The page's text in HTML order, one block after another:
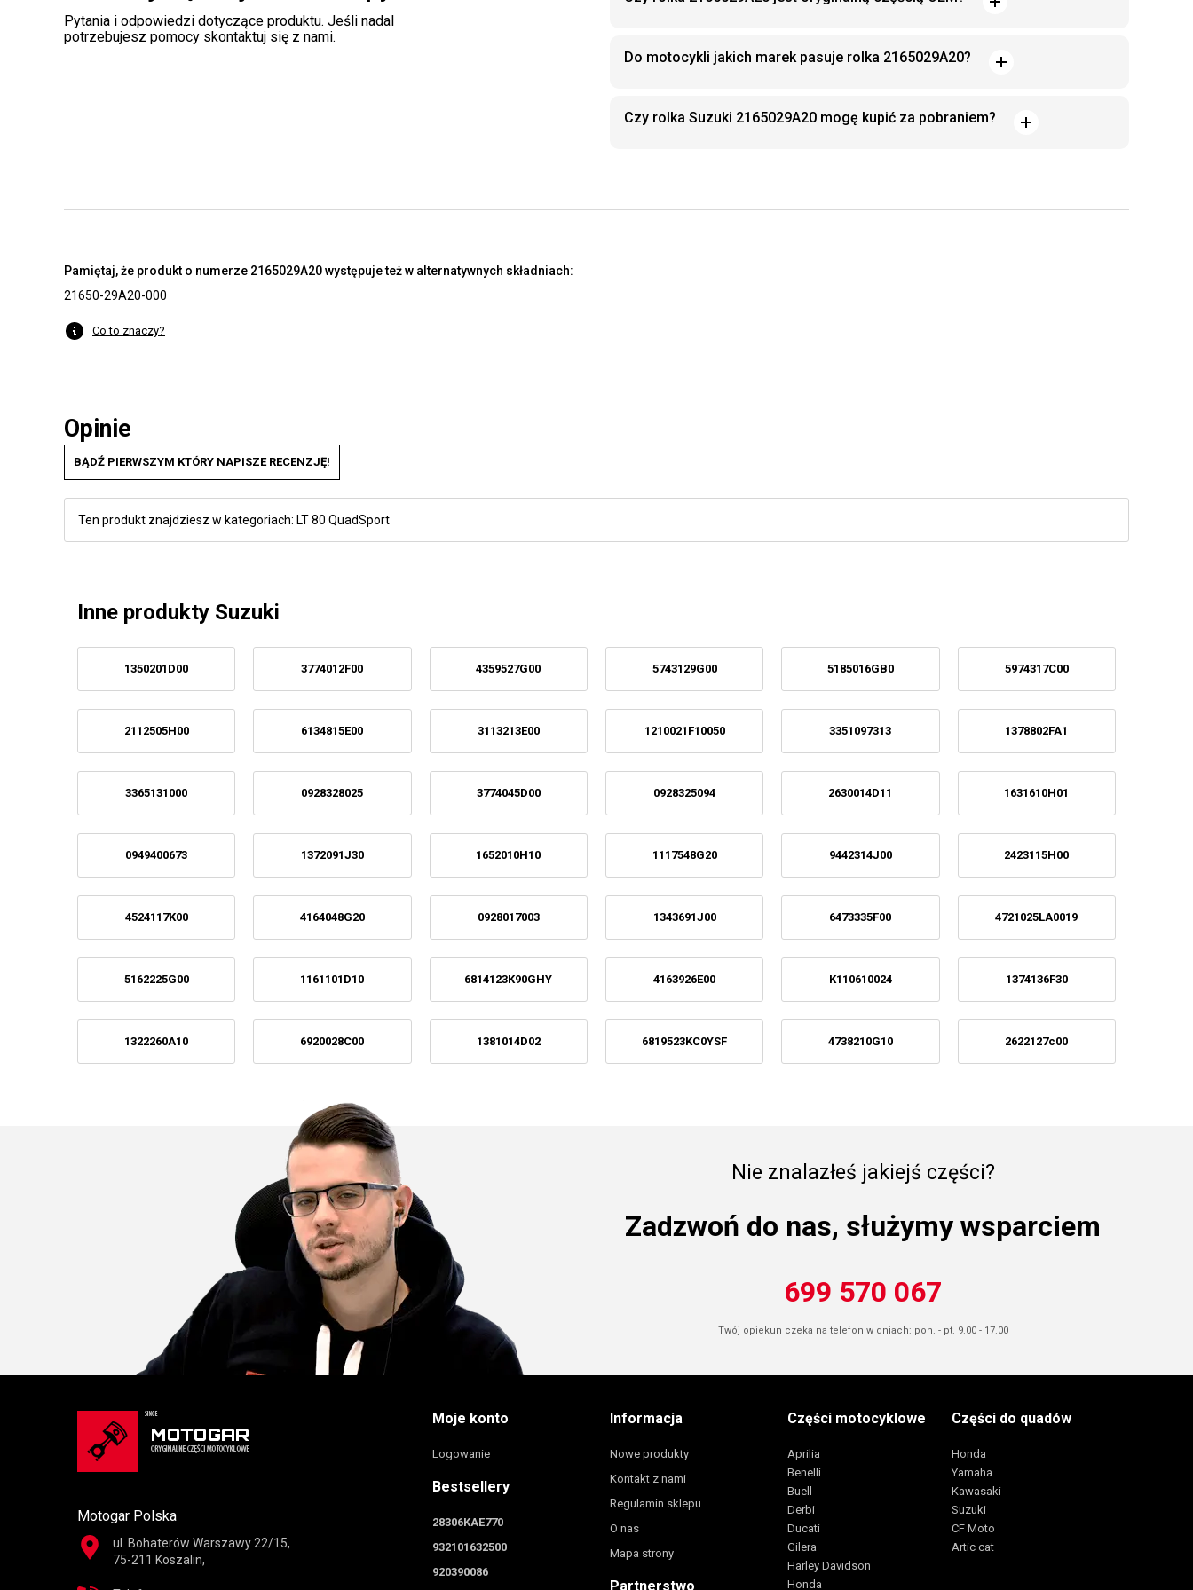
Pytania i odpowiedzi dotyczące produktu. Jeśli nadal
potrzebujesz pomocy skontaktuj się z nami.
Do motocykli jakich marek pasuje rolka 2165029A20?
Czy rolka Suzuki 2165029A20 mogę kupić za pobraniem?
Pamiętaj, że produkt o numerze 2165029A20 występuje też w alternatywnych składniach:
21650-29A20-000
Co to znaczy?
Opinie
BĄDŹ PIERWSZYM KTÓRY NAPISZE RECENZJĘ!
Ten produkt znajdziesz w kategoriach: LT 80 QuadSport
Inne produkty Suzuki
1350201D00 3774012F00 4359527G00 5743129G00 5185016GB0 5974317C00
2112505H00 6134815E00 3113213E00 1210021F10050 3351097313 1378802FA1
3365131000 0928328025 3774045D00 0928325094 2630014D11 1631610H01
0949400673 1372091J30 1652010H10 1117548G20 9442314J00 2423115H00
4524117K00 4164048G20 0928017003 1343691J00 6473335F00 4721025LA0019
5162225G00 1161101D10 6814123K90GHY 4163926E00 K110610024 1374136F30
1322260A10 6920028C00 1381014D02 6819523KC0YSF 4738210G10 2622127c00
Nie znalazłeś jakiejś części?
Zadzwoń do nas, służymy wsparciem
699 570 067
Twój opiekun czeka na telefon w dniach: pon. - pt. 9.00 - 17.00
Motogar Polska
ul. Bohaterów Warszawy 22/15,
75-211 Koszalin,
Moje konto
Logowanie
Bestsellery
28306KAE770
932101632500
920390086
Informacja
Nowe produkty
Kontakt z nami
Regulamin sklepu
O nas
Mapa strony
Partnerstwo
Części motocyklowe
Aprilia
Benelli
Buell
Derbi
Ducati
Gilera
Harley Davidson
Honda
Części do quadów
Honda
Yamaha
Kawasaki
Suzuki
CF Moto
Artic cat